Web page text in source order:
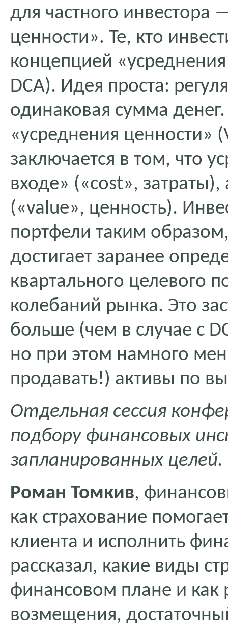
для частного инвестора
ценности». Те, кто
концепцией
DCA). Идея проста:
одинаковая сумма
«усреднения ценности»
заключается в том, что
входе» («cost»,
(«value», ценность).
портфели таким
достигает заранее
квартального целевого
колебаний рынка. Это
больше (чем в случае с
но при этом намного
продавать!) активы по
Отдельная сессия
подбору финансовых
запланированных целей.
Роман Томкив,
как страхование
клиента и исполнить
рассказал, какие виды
финансовом плане и как
возмещения,